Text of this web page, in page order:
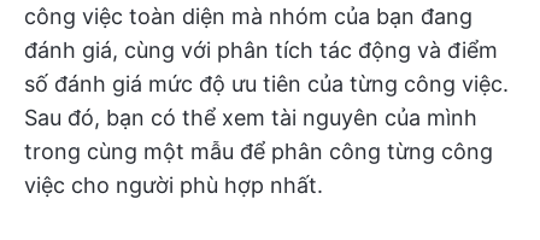
công việc toàn diện mà nhóm của bạn đang
đánh giá, cùng với phân tích tác động và điểm
số đánh giá mức độ ưu tiên của từng công việc.
Sau đó, bạn có thể xem tài nguyên của mình
trong cùng một mẫu để phân công từng công
việc cho người phù hợp nhất.